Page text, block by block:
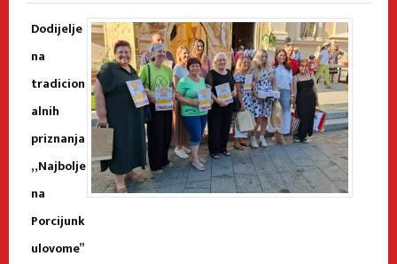
Dodijelje
na
tradicion
alnih
priznanja
„Najbolje
na
Porcijunk
ulovome”